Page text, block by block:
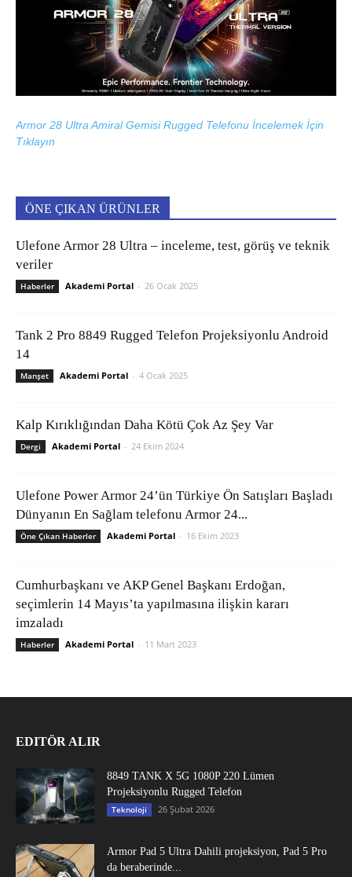
Armor 28 Ultra Amiral Gemisi Rugged Telefonu İncelemek İçin
Tıklayın
ÖNE ÇIKAN ÜRÜNLER
Ulefone Armor 28 Ultra – inceleme, test, görüş ve teknik
veriler
Haberler Akademi Portal - 26 Ocak 2025
Tank 2 Pro 8849 Rugged Telefon Projeksiyonlu Android
14
Manşet Akademi Portal - 4 Ocak 2025
Kalp Kırıklığından Daha Kötü Çok Az Şey Var
Dergi Akademi Portal - 24 Ekim 2024
Ulefone Power Armor 24’ün Türkiye Ön Satışları Başladı
Dünyanın En Sağlam telefonu Armor 24...
Öne Çıkan Haberler Akademi Portal - 16 Ekim 2023
Cumhurbaşkanı ve AKP Genel Başkanı Erdoğan,
seçimlerin 14 Mayıs’ta yapılmasına ilişkin kararı
imzaladı
Haberler Akademi Portal - 11 Mart 2023
EDITÖR ALIR
8849 TANK X 5G 1080P 220 Lümen
Projeksiyonlu Rugged Telefon
Teknoloji 26 Şubat 2026
Armor Pad 5 Ultra Dahili projeksiyon, Pad 5 Pro
da beraberinde...